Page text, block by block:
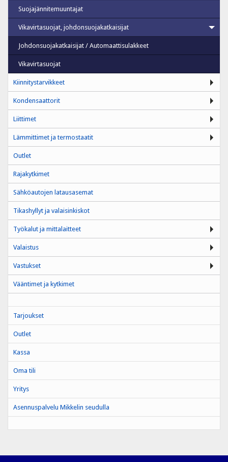
Suojajännitemuuntajat
Vikavirtasuojat, johdonsuojakatkaisijat
Johdonsuojakatkaisijat / Automaattisulakkeet
Vikavirtasuojat
Kiinnitystarvikkeet
Kondensaattorit
Liittimet
Lämmittimet ja termostaatit
Outlet
Rajakytkimet
Sähköautojen latausasemat
Tikashyllyt ja valaisinkiskot
Työkalut ja mittalaitteet
Valaistus
Vastukset
Vääntimet ja kytkimet
Tarjoukset
Outlet
Kassa
Oma tili
Yritys
Asennuspalvelu Mikkelin seudulla